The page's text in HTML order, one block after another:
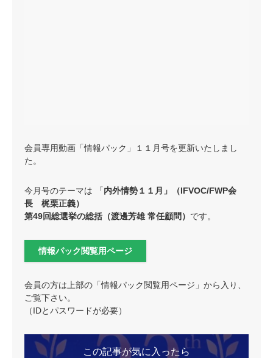
会員専用動画「情報パック」１１月号を更新いたしまし
た。
今月号のテーマは 「内外情勢１１月」（IFVOC/FWP会
長 梶栗正義）
第49回総選挙の総括（渡邊芳雄 常任顧問） です。
情報パック閲覧用ページ
会員の方は上部の「情報パック閲覧用ページ」から入り、
ご覧下さい。
（IDとパスワードが必要）
この記事が気に入ったら